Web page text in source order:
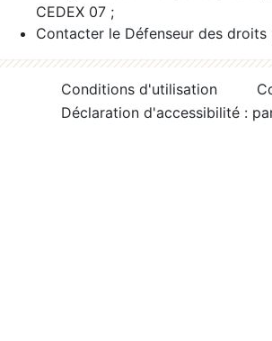
CEDEX 07 ;
Contacter le Défenseur des
Conditions d'utilisation
Déclaration d'accessibilité :